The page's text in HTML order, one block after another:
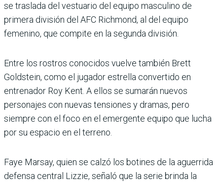
se traslada del vestuario del equipo masculino de
primera división del AFC Richmond, al del equipo
femenino, que compite en la segunda división.
Entre los rostros conocidos vuelve también Brett
Goldstein, como el jugador estrella convertido en
entrenador Roy Kent. A ellos se sumarán nuevos
personajes con nuevas tensiones y dramas, pero
siempre con el foco en el emergente equipo que lucha
por su espacio en el terreno.
Faye Marsay, quien se calzó los botines de la aguerrida
defensa central Lizzie, señaló que la serie brinda la